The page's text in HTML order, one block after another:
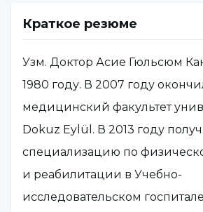
Краткое резюме
Узм. Доктор Асие Гюльсюм
1980 году. В 2007 году
медицинский факультет
Dokuz Eylül. В 2013 году
специализацию по
и реабилитации в Учебно-
исследовательском